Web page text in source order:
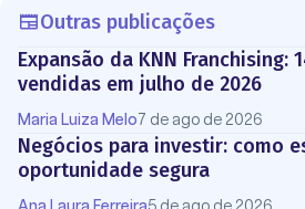
Outras publicações
Expansão da KNN Franchising:
vendidas em julho de 2026
Maria Luiza Melo 7 de ago de 2026
Negócios para investir: como
oportunidade segura